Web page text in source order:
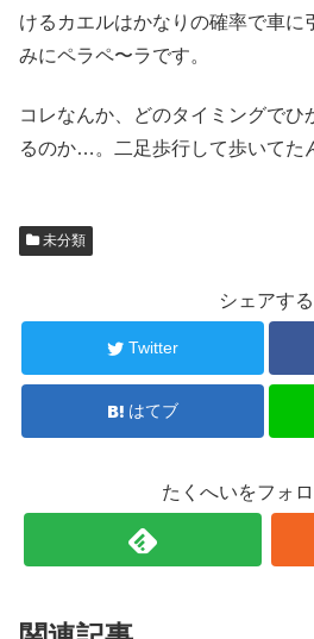
けるカエルはかなりの確率で車に
みにペラペ〜ラです。
コレなんか、どのタイミングでひ
るのか…。二足歩行して歩いてた
未分類
シェアする
Twitter
はてブ
たくへいをフォ